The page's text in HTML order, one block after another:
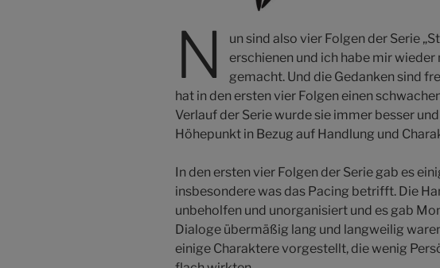
N
un sind also vier Folgen der Serie
erschienen und ich habe mir wieder
gemacht. Und die Gedanken sind
hat in den ersten vier Folgen einen
Verlauf der Serie wurde sie immer besser
Höhepunkt in Bezug auf Handlung und
In den ersten vier Folgen der Serie gab es
insbesondere was das Pacing betrifft. Die
unbeholfen und unorganisiert und es gab
Dialoge übermäßig lang und langweilig
einige Charaktere vorgestellt, die wenig